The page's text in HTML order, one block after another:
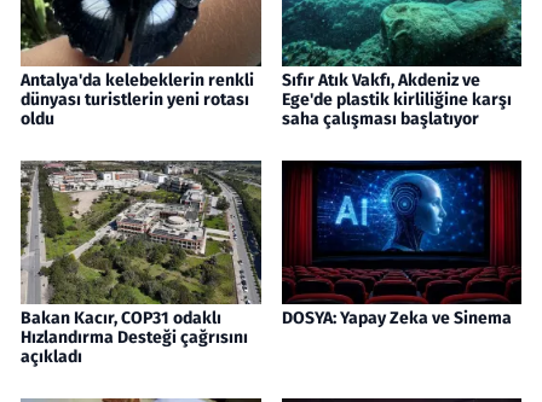
Antalya'da kelebeklerin renkli
dünyası turistlerin yeni rotası
oldu
Sıfır Atık Vakfı, Akdeniz ve
Ege'de plastik kirliliğine karşı
saha çalışması başlatıyor
Bakan Kacır, COP31 odaklı
Hızlandırma Desteği çağrısını
açıkladı
DOSYA: Yapay Zeka ve Sinema